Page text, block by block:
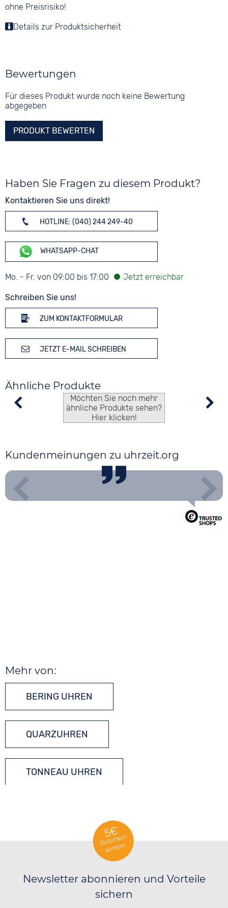
ohne Preisrisiko!
Details zur Produktsicherheit
Bewertungen
Für dieses Produkt wurde noch keine Bewertung
abgegeben
PRODUKT BEWERTEN
Haben Sie Fragen zu diesem Produkt?
Kontaktieren Sie uns direkt!
HOTLINE: (040) 244 249-40
WHATSAPP-CHAT
Mo. - Fr. von 09:00 bis 17:00
Schreiben Sie uns!
ZUM KONTAKTFORMULAR
JETZT E-MAIL SCHREIBEN
Ähnliche Produkte
Möchten Sie noch mehr
ähnliche Produkte sehen?
Hier klicken!
Kundenmeinungen zu uhrzeit.org
Mehr von:
BERING UHREN
QUARZUHREN
TONNEAU UHREN
5€
Gutschein
sichern
Newsletter abonnieren und Vorteile
sichern